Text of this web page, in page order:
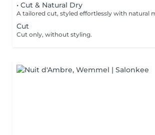
• Cut & Natural Dry
A tailored cut, styled effortlessly with natural
Cut
Cut only, without styling.